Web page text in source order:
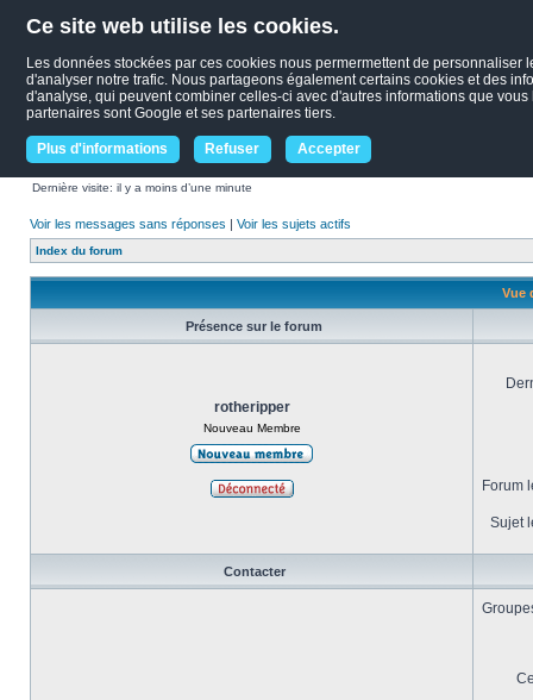
Ce site web utilise les cookies.
Les données stockées par ces cookies nous permermettent de
d'analyser notre trafic. Nous partageons également certains cookies et des
d'analyse, qui peuvent combiner celles-ci avec d'autres informations que
partenaires sont Google et ses partenaires tiers.
Plus d'informations Refuser Accepter
Dernière visite: il y a moins d’une minute
Voir les messages sans réponses | Voir les sujets actifs
Index du forum
Vue
Présence sur le forum
rotheripper
Nouveau Membre
Forum
Sujet
Contacter